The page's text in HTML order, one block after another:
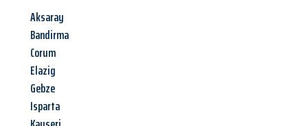
Aksaray
Bandirma
Corum
Elazig
Gebze
Isparta